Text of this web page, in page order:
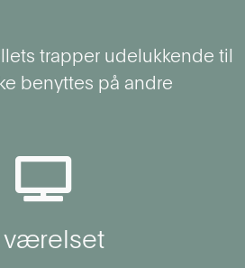
trapper udelukkende til
benyttes på andre
værelset